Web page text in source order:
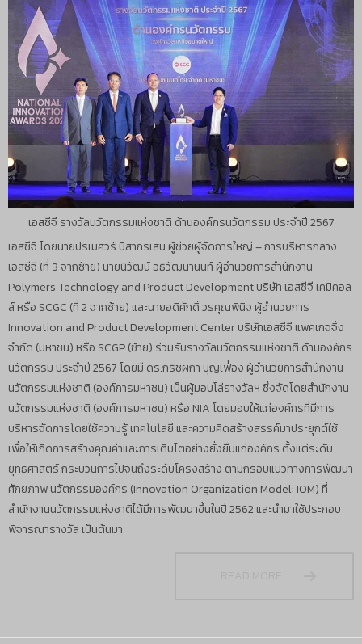
เอสซีจี รางวัลนวัตกรรมแห่งชาติ ด้านองค์กรนวัตกรรม ประจำปี 2567
เอสซีจี โดยนายปรเมศวร์ นิสากรเสน ผู้ช่วยผู้จัดการใหญ่ – การบริหารกลาง
เอสซีจี (ที่ 3 จากซ้าย) นายนิวัฒน์ อธิวัฒนานนท์ ผู้อำนวยการสำนักงาน
Polymers Technology and Product Development บริษัท เอสซีจี เคมิคอล
ส์ หรือ SCGC (ที่ 2 จากซ้าย) และนายอดิศักดิ์ วรคุณพินิจ ผู้อำนวยการ
Innovation and Product Development Center บริษัทเอสซีจี แพคเกจจิ้ง
จำกัด (มหาชน) หรือ SCGP (ซ้าย) ร่วมรับรางวัลนวัตกรรมแห่งชาติ ด้านองค์กร
นวัตกรรม ประจำปี 2567 โดยมี ดร.กริชผกา บุญเฟื่อง ผู้อำนวยการสำนักงาน
นวัตกรรมแห่งชาติ (องค์การมหาชน) เป็นผู้มอบโล่รางวัลฯ ซึ่งจัดโดยสำนักงาน
นวัตกรรมแห่งชาติ (องค์การมหาชน) หรือ NIA โดยมอบให้แก่องค์กรที่มีการ
บริหารจัดการโดยใช้ความรู้ เทคโนโลยี และความคิดสร้างสรรค์มาประยุกต์ใช้
เพื่อให้เกิดการสร้างคุณค่าและการเติบโตอย่างยั่งยืนแก่องค์กร ตั้งแต่ระดับ
ยุทธศาสตร์ กระบวนการไปจนถึงระดับโครงสร้าง ตามกรอบแนวทางการพัฒนา
ศักยภาพ นวัตกรรมองค์กร (Innovation Organization Model: IOM) ที่
สำนักงานนวัตกรรมแห่งชาติได้มีการพัฒนาขึ้นในปี 2562 และนำมาใช้ประกอบ
พิจารณารางวัล เป็นต้นมา